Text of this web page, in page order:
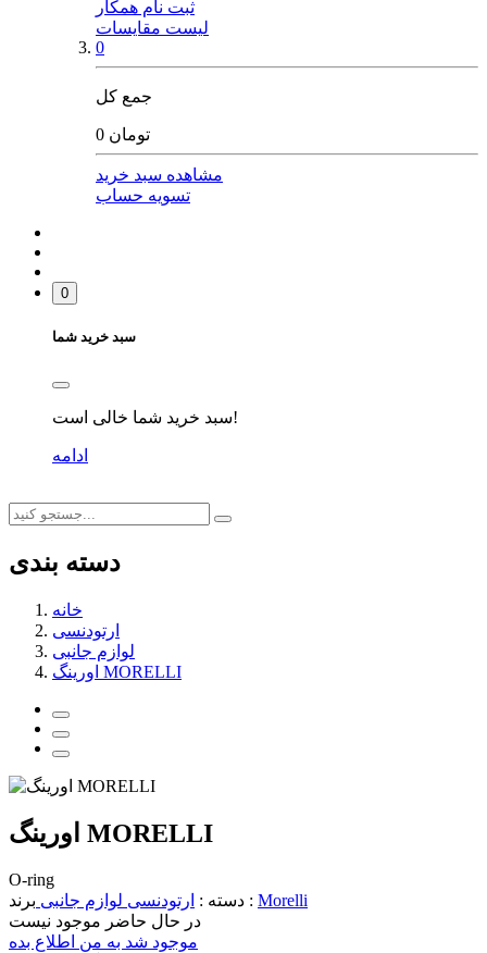
ثبت نام همکار
لیست مقایسات
0
جمع کل
0 تومان
مشاهده سبد خرید
تسویه حساب
0
سبد خرید شما
سبد خرید شما خالی است!
ادامه
دسته بندی
خانه
ارتودنسی
لوازم جانبی
اورینگ MORELLI
اورینگ MORELLI
O-ring
دسته : ارتودنسی لوازم جانبی برند : Morelli
در حال حاضر موجود نیست
موجود شد به من اطلاع بده